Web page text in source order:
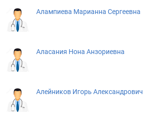
Алампиева Марианна Сергеевна
Аласания Нона Анзориевна
Алейников Игорь Александрович